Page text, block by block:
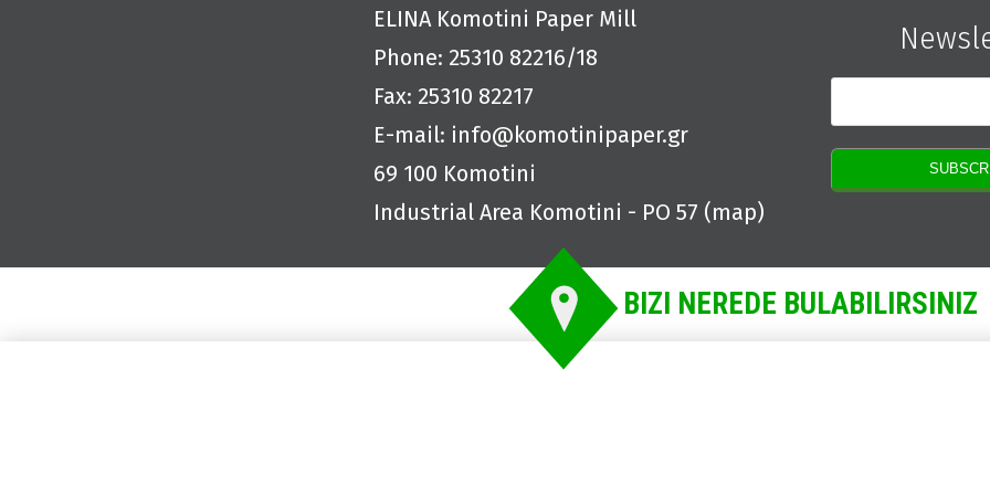
ELINA Komotini Paper Mill
Phone: 25310 82216/18
Fax: 25310 82217
E-mail: info@komotinipaper.gr
69 100 Komotini
Industrial Area Komotini - PO 57 (map)
BIZI NEREDE BULABILIRSINIZ